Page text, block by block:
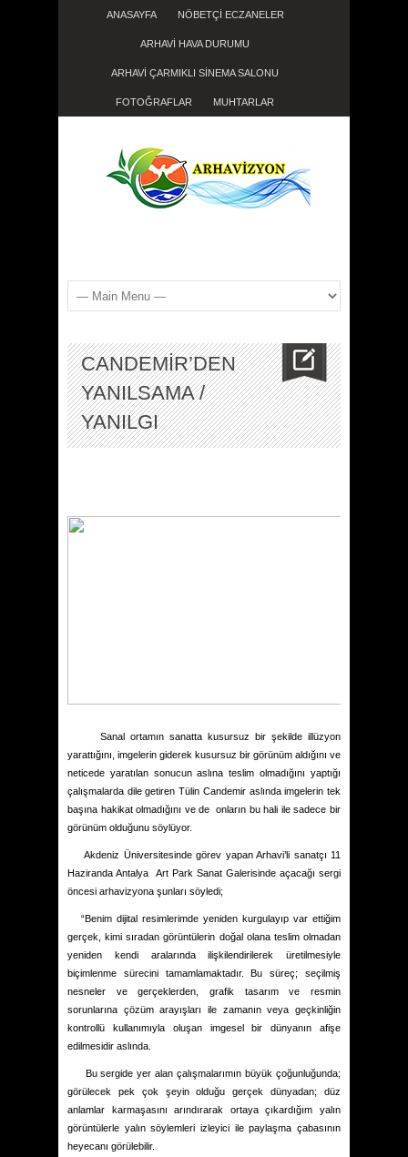
ANASAYFA NÖBETÇİ ECZANELER
ARHAVİ HAVA DURUMU
ARHAVİ ÇARMIKLI SİNEMA SALONU
FOTOĞRAFLAR MUHTARLAR
CANDEMİR’DEN
YANILSAMA /
YANILGI
Sanal ortamın sanatta kusursuz bir şekilde illüzyon
yarattığını, imgelerin giderek kusursuz bir görünüm aldığını ve
neticede yaratılan sonucun aslına teslim olmadığını yaptığı
çalışmalarda dile getiren Tülin Candemir aslında imgelerin tek
başına hakikat olmadığını ve de
onların bu hali ile sadece bir
görünüm olduğunu söylüyor.
Akdeniz Üniversitesinde görev yapan Arhavi’li sanatçı 11
Haziranda Antalya
Art Park Sanat Galerisinde açacağı sergi
öncesi arhavizyona şunları söyledi;
“Benim dijital resimlerimde yeniden kurgulayıp var ettiğim
gerçek, kimi sıradan görüntülerin doğal olana teslim olmadan
yeniden kendi aralarında ilişkilendirilerek üretilmesiyle
biçimlenme sürecini tamamlamaktadır. Bu süreç; seçilmiş
nesneler ve gerçeklerden, grafik tasarım ve resmin
sorunlarına çözüm arayışları ile zamanın veya geçkinliğin
kontrollü kullanımıyla oluşan imgesel bir dünyanın afişe
edilmesidir aslında.
Bu sergide yer alan çalışmalarımın büyük çoğunluğunda;
görülecek pek çok şeyin olduğu gerçek dünyadan; düz
anlamlar karmaşasını arındırarak ortaya çıkardığım yalın
görüntülerle yalın söylemleri izleyici ile paylaşma çabasının
heyecanı görülebilir.